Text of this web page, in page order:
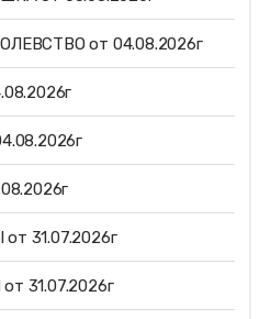
от 04.08.2026г
31.07.2026г
31.07.2026г